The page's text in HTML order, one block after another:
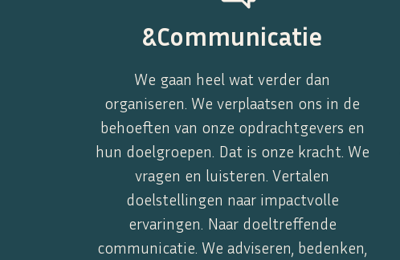
&Communicatie
We gaan heel wat verder dan
organiseren. We verplaatsen ons in de
behoeften van onze opdrachtgevers en
hun doelgroepen. Dat is onze kracht. We
vragen en luisteren. Vertalen
doelstellingen naar impactvolle
ervaringen. Naar doeltreffende
communicatie. We adviseren, bedenken,